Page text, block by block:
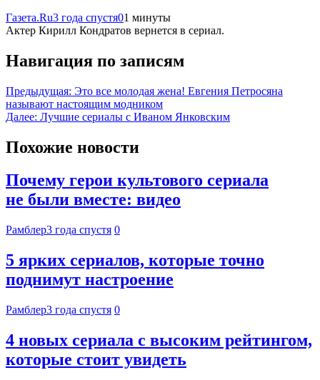
Газета.Ru3 года спустя01 минуты
Актер Кирилл Кондратов вернется в сериал.
Навигация по записям
Предыдущая: Это все молодая жена! Евгения Петросяна
называют настоящим модником
Далее: Лучшие сериалы с Иваном Янковским
Похожие новости
Почему герои культового сериала
не были вместе: видео
Рамблер3 года спустя 0
5 ярких сериалов, которые точно
поднимут настроение
Рамблер3 года спустя 0
4 новых сериала с высоким рейтингом,
которые стоит увидеть